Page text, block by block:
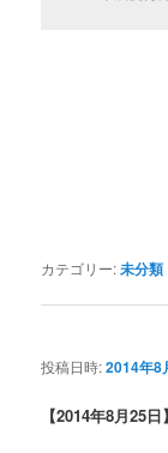
カテゴリー:未分類
投稿日時:2014年8
【2014年8月25